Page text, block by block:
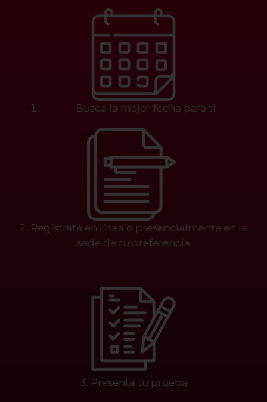
Busca la mejor fecha para ti
2. Regístrate en línea o presencialmente en la
sede de tu preferencia
3. Presenta tu prueba